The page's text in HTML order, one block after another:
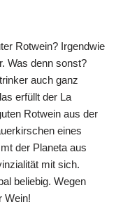
Rotwein? Irgendwie
Was denn sonst?
auch ganz
erfüllt der La
Rotwein aus der
eines
der Planeta aus
mit sich.
beliebig. Wegen
Wein!